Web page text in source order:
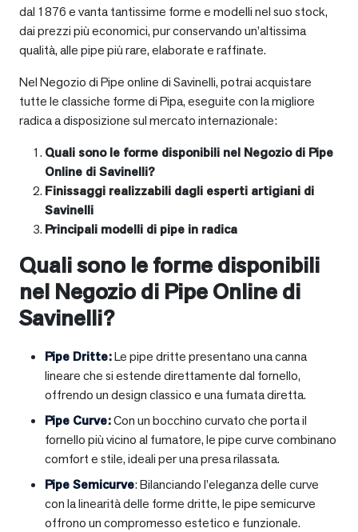
dal 1876 e vanta tantissime forme e modelli nel suo stock,
dai prezzi più economici, pur conservando un’altissima
qualità, alle pipe più rare, elaborate e raffinate.
Nel Negozio di Pipe online di Savinelli, potrai acquistare
tutte le classiche forme di Pipa, eseguite con la migliore
radica a disposizione sul mercato internazionale:
Quali sono le forme disponibili nel Negozio di Pipe
Online di Savinelli?
Finissaggi realizzabili dagli esperti artigiani di
Savinelli
Principali modelli di pipe in radica
Quali sono le forme disponibili
nel Negozio di Pipe Online di
Savinelli?
Pipe Dritte:Le pipe dritte presentano una canna
lineare che si estende direttamente dal fornello,
offrendo un design classico e una fumata diretta.
Pipe Curve:Con un bocchino curvato che porta il
fornello più vicino al fumatore, le pipe curve combinano
comfort e stile, ideali per una presa rilassata.
Pipe Semicurve: Bilanciando l’eleganza delle curve
con la linearità delle forme dritte, le pipe semicurve
offrono un compromesso estetico e funzionale.